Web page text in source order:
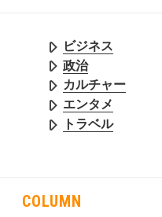
ビジネス
政治
カルチャー
エンタメ
トラベル
COLUMN